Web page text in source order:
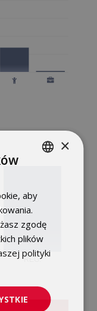
ENGLISH
×
aby
zgodę
plików
polityki